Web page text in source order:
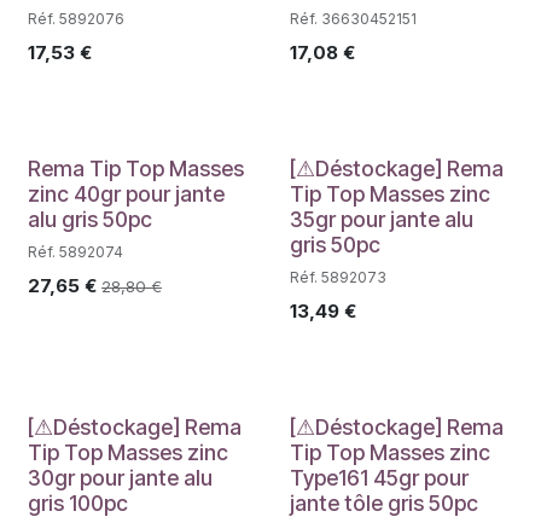
Réf. 5892076
17,53 €
Réf. 36630452151
17,08€
Rema Tip Top Masses
zinc 40gr pour jante
alu gris 50pc
Réf. 5892074
27,65 € 28,80€
Déstockage
[⚠Déstockage] Rema
Tip Top Masses zinc
35gr pour jante alu
gris 50pc
Réf. 5892073
13,49€
Déstockage
[⚠Déstockage] Rema
Tip Top Masses zinc
30gr pour jante alu
gris 100pc
Déstockage
[⚠Déstockage] Rema
Tip Top Masses zinc
Type161 45gr pour
jante tôle gris 50pc